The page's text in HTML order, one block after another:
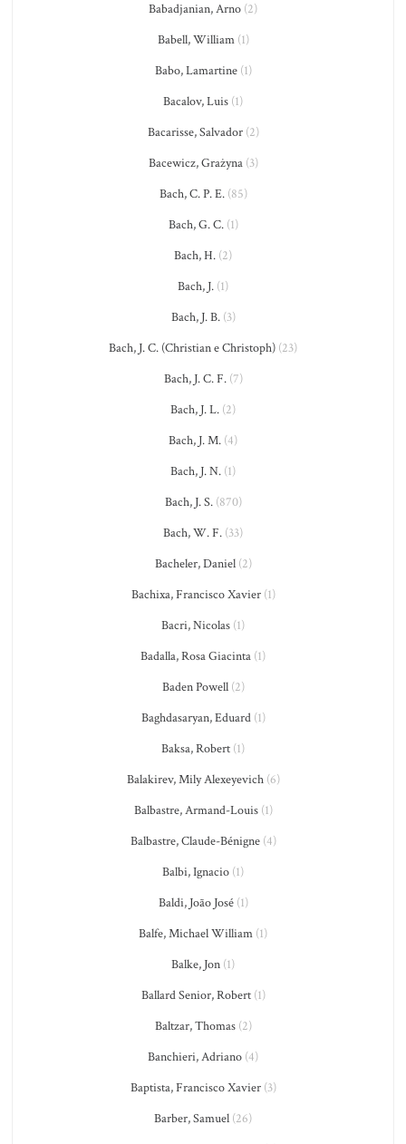
Babadjanian, Arno (2)
Babell, William(1)
Babo, Lamartine(1)
Bacalov, Luis (1)
Bacarisse, Salvador(2)
Bacewicz, Grażyna(3)
Bach, C. P. E.(85)
Bach, G. C.(1)
Bach, H. (2)
Bach, J. (1)
Bach, J. B.(3)
Bach, J. C. (Christian e Christoph) (23)
Bach, J. C. F.(7)
Bach, J. L. (2)
Bach, J. M. (4)
Bach, J. N. (1)
Bach, J. S.(870)
Bach, W. F. (33)
Bacheler, Daniel(2)
Bachixa, Francisco Xavier(1)
Bacri, Nicolas (1)
Badalla, Rosa Giacinta (1)
Baden Powell(2)
Baghdasaryan, Eduard(1)
Baksa, Robert (1)
Balakirev, Mily Alexeyevich(6)
Balbastre, Armand-Louis(1)
Balbastre, Claude-Bénigne(4)
Balbi, Ignacio (1)
Baldi, João José(1)
Balfe, Michael William (1)
Balke, Jon (1)
Ballard Senior, Robert(1)
Baltzar, Thomas(2)
Banchieri, Adriano (4)
Baptista, Francisco Xavier(3)
Barber, Samuel (26)